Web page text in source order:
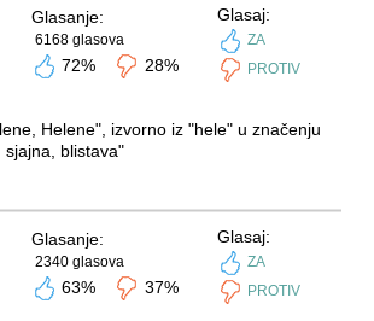
Glasanje:
6168 glasova
72% 28%
Glasaj:
ZA
PROTIV
Helene", izvorno iz "hele" u značenju
blistava"
Glasanje:
2340 glasova
63% 37%
Glasaj:
ZA
PROTIV